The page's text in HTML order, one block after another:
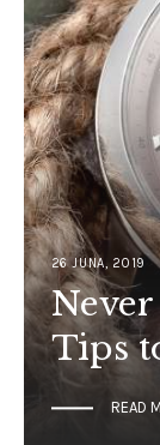
26 JUNA, 2019
Tips
READ